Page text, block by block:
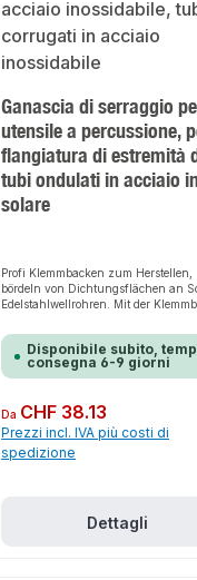
Ganascia di serraggio
utensile a percussione,
flangiatura di estremità
tubi ondulati in acciaio
solare
Profi Klemmbacken zum Herstellen,
bördeln von Dichtungsflächen an
Edelstahlwellrohren. Mit der
wird gezielt durch Stauchung der
Wellrohrenden ein Flansch
welcher als Dichtungsfläche für die
Installation erforderlich ist. Dazu
das Schlagwerkzeug. Der Einsatz des
Werkzeuges beschleunigt den
Prozess erheblich. Die Klemmbacken
erhältlich in den Wellrohrgrößen
Disponibile subito,
consegna 6-9 giorni
Prezzo normale:
Da CHF 38.13
Prezzi incl. IVA più costi di
spedizione
Dettagli